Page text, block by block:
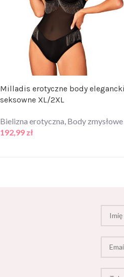
Milladis erotyczne body
seksowne XL/2XL
Bielizna erotyczna Body zmysłowe
192,99 zł